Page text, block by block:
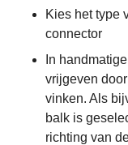
Kies het type
connector
In
vrijgeven
vinken. Als
balk is
richting van